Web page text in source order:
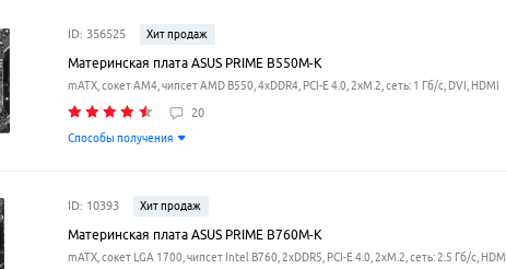
ID: 356525 Хит продаж
Материнская плата ASUS PRIME B550M-K
mATX, сокет AM4, чипсет AMD B550, 4xDDR4, PCI-E 4.0, 2xM.2, сеть: 1 Гб/с, DVI, HDMI
20
Способы получения
ID: 10393 Хит продаж
Материнская плата ASUS PRIME B760M-K
mATX, сокет LGA 1700, чипсет Intel B760, 2xDDR5, PCI-E 4.0, 2xM.2, сеть: 2.5 Гб/с, HDMI